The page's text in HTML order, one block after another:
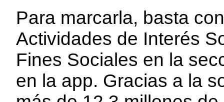
Para marcarla, basta
Actividades de Interés
Fines Sociales en la
en la app. Gracias a la